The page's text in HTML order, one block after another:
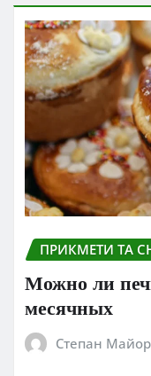
ПРИКМЕТИ ТА
Можно ли
месячных
Степан